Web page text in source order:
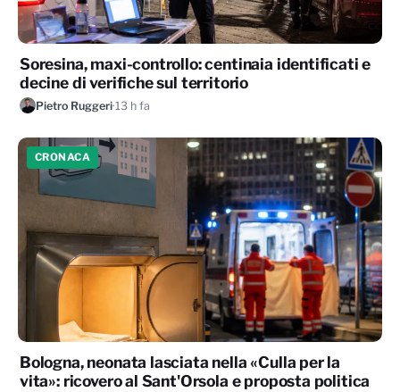
Soresina, maxi-controllo: centinaia identificati e
decine di verifiche sul territorio
Pietro Ruggeri·13 h fa
CRONACA
Bologna, neonata lasciata nella «Culla per la
vita»: ricovero al Sant'Orsola e proposta politica